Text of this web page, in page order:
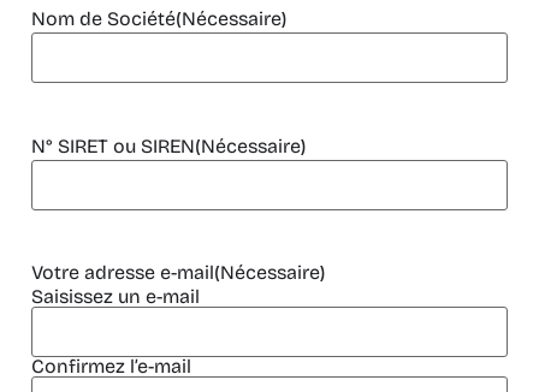
Nom de Société(Nécessaire)
N° SIRET ou SIREN(Nécessaire)
Votre adresse e-mail(Nécessaire)
Saisissez un e-mail
Confirmez l’e-mail